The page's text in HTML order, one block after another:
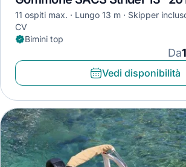
11 ospiti max. Lungo 13 m Skipper
CV
Bimini top
Da
Vedi disponibilità